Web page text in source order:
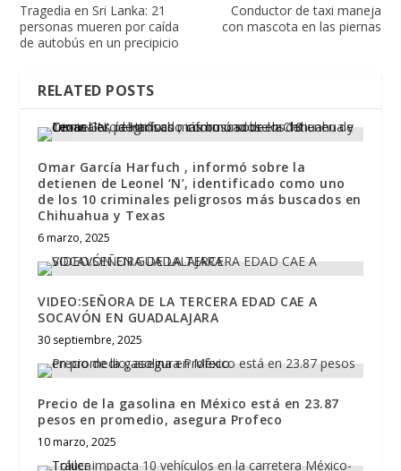
Tragedia en Sri Lanka: 21
personas mueren por caída
de autobús en un precipicio
Conductor de taxi maneja
con mascota en las piernas
RELATED POSTS
Omar García Harfuch , informó sobre la
detienen de Leonel ‘N’, identificado como uno
de los 10 criminales peligrosos más buscados en
Chihuahua y Texas
6 marzo, 2025
VIDEO:SEÑORA DE LA TERCERA EDAD CAE A
SOCAVÓN EN GUADALAJARA
30 septiembre, 2025
Precio de la gasolina en México está en 23.87
pesos en promedio, asegura Profeco
10 marzo, 2025